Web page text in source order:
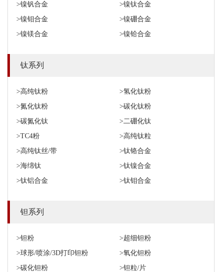
>镍钒合金
>镍钛合金
>镍钼合金
>镍硼合金
>镍镁合金
>镍铪合金
钛系列
>高纯钛粉
>氢化钛粉
>氮化钛粉
>碳化钛粉
>碳氮化钛
>二硼化钛
>TC4粉
>高纯钛粒
>高纯钛丝/带
>钛铬合金
>海绵钛
>钛镍合金
>钛铝合金
>钛钼合金
钽系列
>钽粉
>超细钽粉
>球形/喷涂/3D打印钽粉
>氧化钽粉
>碳化钽粉
>钽粒/片